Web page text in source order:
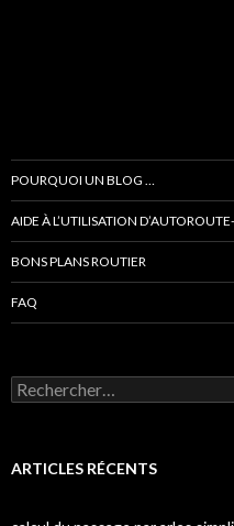
POURQUOI UN BLOG …
AIDE À L’UTILISATION
BONS PLANS ROUTIER
FAQ
Rechercher :
ARTICLES RÉCENTS